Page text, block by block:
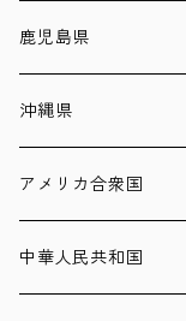
鹿児島県
沖縄県
アメリカ合衆国
中華人民共和国